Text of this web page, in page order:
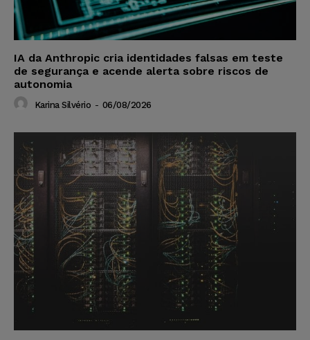
IA da Anthropic cria identidades falsas em teste
de segurança e acende alerta sobre riscos de
autonomia
Karina Silvério - 06/08/2026